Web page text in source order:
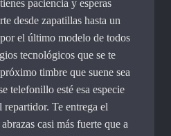
paciencia y esperas
desde zapatillas hasta un
el último modelo de todos
tecnológicos que se te
timbre que suene sea
telefonillo esté esa especie
repartidor. Te entrega el
casi más fuerte que a